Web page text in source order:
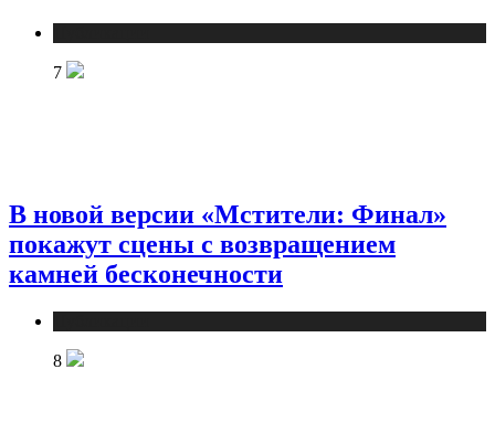
7
В новой версии «Мстители: Финал»
покажут сцены с возвращением
камней бесконечности
8